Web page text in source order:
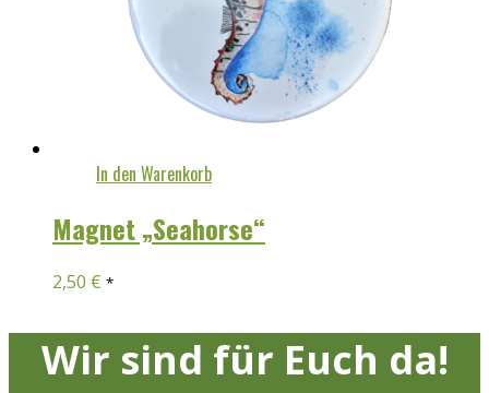
In den Warenkorb
Magnet „Seahorse“
2,50 € *
Wir sind für Euch da!